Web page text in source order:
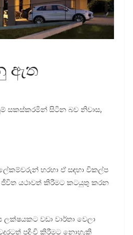
ඇත
සකස්කරමින් සිටින බව නිවාස,
හරහා ඒ සඳහා විකල්ප
යථාවත් කිරීමට කටයුතු කරන
වඩා වාර්තා වෙලා
පදිංචි කිරීමට නොහැකි